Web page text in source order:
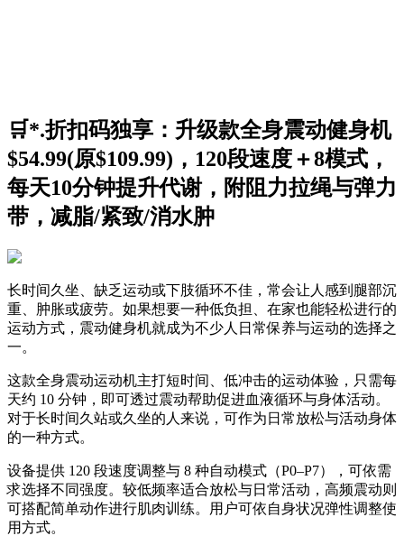
🛒*.折扣码独享：升级款全身震动健身机
$54.99(原$109.99)，120段速度＋8模式，
每天10分钟提升代谢，附阻力拉绳与弹力
带，减脂/紧致/消水肿
长时间久坐、缺乏运动或下肢循环不佳，常会让人感到腿部沉
重、肿胀或疲劳。如果想要一种低负担、在家也能轻松进行的
运动方式，震动健身机就成为不少人日常保养与运动的选择之
一。
这款全身震动运动机主打短时间、低冲击的运动体验，只需每
天约 10 分钟，即可透过震动帮助促进血液循环与身体活动。
对于长时间久站或久坐的人来说，可作为日常放松与活动身体
的一种方式。
设备提供 120 段速度调整与 8 种自动模式（P0–P7），可依需
求选择不同强度。较低频率适合放松与日常活动，高频震动则
可搭配简单动作进行肌肉训练。用户可依自身状况弹性调整使
用方式。